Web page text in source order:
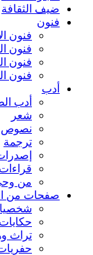
ضيف الثقافة
فنون
فنون
فنون
فنون
فنون
أدب
أدب
شعر
نصوص
ترجمة
قراءات
من
صفحات من
تراث